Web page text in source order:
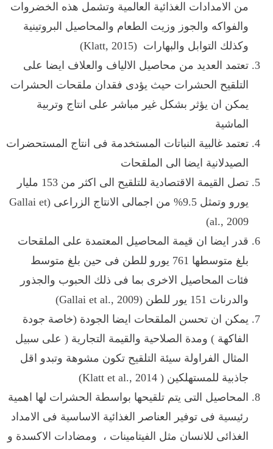
من الامدادات الغذائية العالمية وتشمل هذه الخضروات
والفواكه والجوز وزيت الطعام والمحاصيل البروتينية
وكذلك التوابل والبهارات (Klatt, 2015
)
تعتمد العديد من محاصيل الالياف والعلاف ايضا على
التلقيح الحشرات حيث يؤدى فقدان ملقحات الحشرات
يمكن ان يؤثر بشكل غير مباشر على انتاج وتربية
الماشية
تعتمد غالبية النباتات المستخدمة فى انتاج المستحضرات
الصيدلانية ايضا الى الملقحات
تصل القيمة الاقتصادية للتلقيح الى اكثر من 153 مليار
يورو وتمثل 9.5% من اجمالى الانتاج الزراعى
(
Gallai et
al., 2009
)
قدر ايضا ان قيمة المحاصيل المعتمدة على الملقحات
بلغ متوسطها 761 يورو للطن فى حين بلغ متوسط
فئات المحاصيل الاخرى بما فى ذلك الحبوب والجذور
والدرنات 151 يور للطن (
Gallai et al., 2009
)
يمكن ان تحسن الملقحات ايضا الجودة (خاصة جودة
الفاكهة ) ومدة الصلاحية والقيمة التجارية ( على سبيل
المثال الفراولة سيئة التلقيح تكون مشوهة وتبدو اقل
جاذبية للمستهلكين ( Klatt et al., 2014
)
المحاصيل التى يتم تلقيحها بواسطة الحشرات لها اهمية
رئيسية فى توفير العناصر الغذائية الاساسية فى الامداد
الغذائى للانسان مثل الفيتامينات ، ومضادات الاكسدة و